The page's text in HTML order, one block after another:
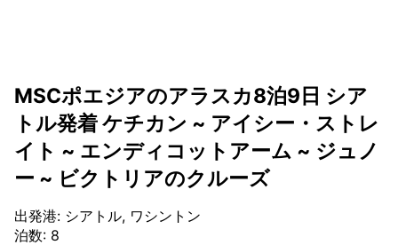
MSCポエジアのアラスカ8泊9日 シア
トル発着 ケチカン ~ アイシー・ストレ
イト ~ エンディコットアーム ~ ジュノ
ー ~ ビクトリアのクルーズ
出発港: シアトル, ワシントン
泊数: 8